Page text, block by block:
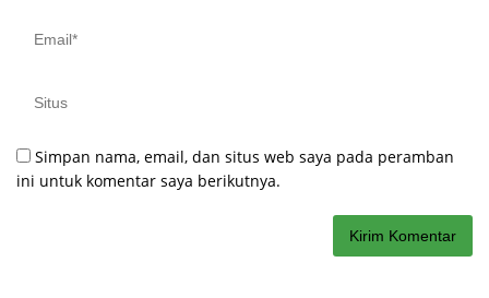
Simpan nama, email, dan situs web saya pada peramban
ini untuk komentar saya berikutnya.